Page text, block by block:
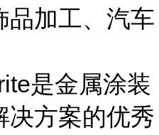
品加工、汽车
是金属涂装
决方案的优秀